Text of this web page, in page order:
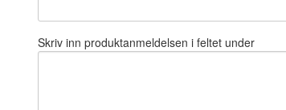
Skriv inn produktanmeldelsen i feltet under